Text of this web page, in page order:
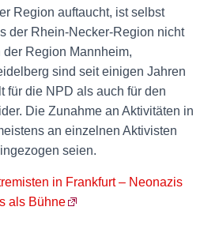
Region auftaucht, ist selbst
der Rhein-Necker-Region nicht
der Region Mannheim,
sind seit einigen Jahren
für die NPD als auch für den
Die Zunahme an Aktivitäten in
an einzelnen Aktivisten
seien.
in Frankfurt – Neonazis
als Bühne